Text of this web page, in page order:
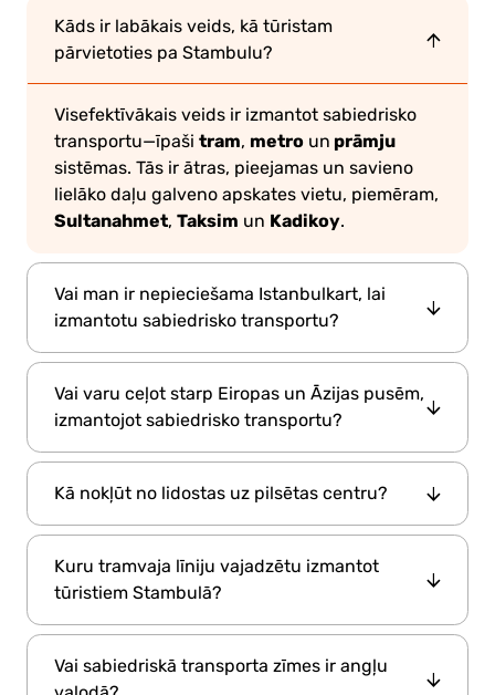
Kāds ir labākais veids, kā tūristam
pārvietoties pa Stambulu?
Visefektīvākais veids ir izmantot sabiedrisko
transportu—īpaši tram, metro un prāmju
sistēmas. Tās ir ātras, pieejamas un savieno
lielāko daļu galveno apskates vietu, piemēram,
Sultanahmet, Taksim un Kadikoy.
Vai man ir nepieciešama Istanbulkart, lai
izmantotu sabiedrisko transportu?
Jā, Istanbulkart
ir būtiska. Tā nodrošina
piekļuvi visiem galvenajiem transporta
veidiem (
prāmis
funikulieris) un piedāvā atlaides biļetēm.
Vienu karti var izmantot vairāki cilvēki.
Vai varu ceļot starp Eiropas un Āzijas pusēm,
izmantojot sabiedrisko transportu?
Jā! prl> prl> prl>Fēriji
ir visgleznainākais
veids, kā šķērsot
Bospora
Marmarayvilcieni arī savieno abas puses
pazemē. Stambulas sabiedriskā sistēma ir
pilnībā integrēta pāri kontinentiem.
Kā nokļūt no lidostas uz pilsētas centru?
M11 metro līniju no Istanbul Airport
, lai
nokļūtu pilsētas centrālajās daļās, vai izmantot
Gokcen Airport,izmantojietHavabusvai
sabiedriskos autobusus ar pārsēšanās
iespējām.
Kuru tramvaja līniju vajadzētu izmantot
tūristiem Stambulā?
Līnija T1 tram ir ideāla. Tā kursē caur
galvenajām tūristu apskates vietām, tostarp
Vai sabiedriskā transporta zīmes ir angļu